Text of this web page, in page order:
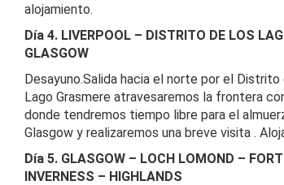
alojamiento.
Día 4. LIVERPOOL – DISTRITO DE LOS
GLASGOW
Desayuno.Salida hacia el norte por el
Lago Grasmere atravesaremos la frontera
donde tendremos tiempo libre para el
Glasgow y realizaremos una breve visita .
Día 5. GLASGOW – LOCH LOMOND –
INVERNESS – HIGHLANDS